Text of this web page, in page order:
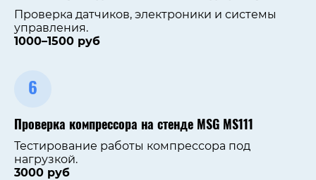
Проверка датчиков, электроники и системы
управления.
1000–1500 руб
6
Проверка компрессора на стенде MSG MS111
Тестирование работы компрессора под
нагрузкой.
3000 руб